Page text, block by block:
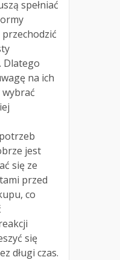
spełniać
Dlatego
na ich
wybrać
jest
się ze
przed
co
się
długi czas.